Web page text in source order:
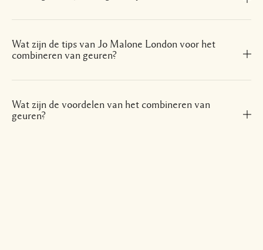
Wat zijn de tips van Jo Malone London voor het
combineren van geuren?
Wat zijn de voordelen van het combineren van
geuren?